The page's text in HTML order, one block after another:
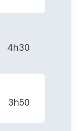
4h30
3h50